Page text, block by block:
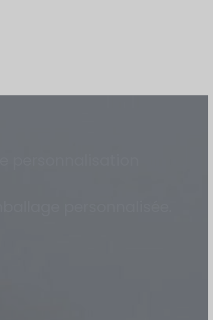
personnalisation
personnalisée.